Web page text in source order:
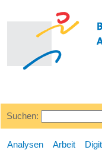
Suchen:
Analysen Arbeit